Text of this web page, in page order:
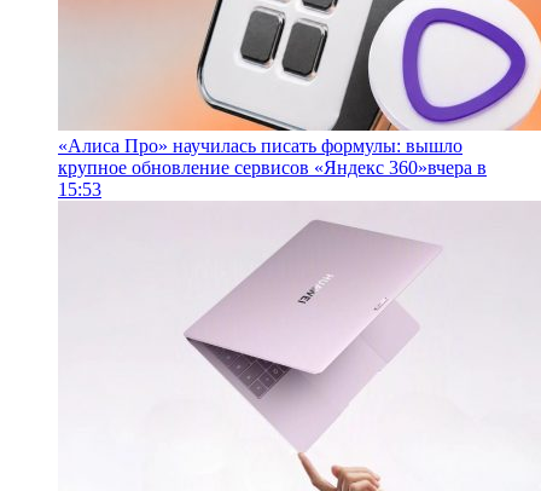
«Алиса Про» научилась писать формулы: вышло
крупное обновление сервисов «Яндекс 360»вчера в
15:53